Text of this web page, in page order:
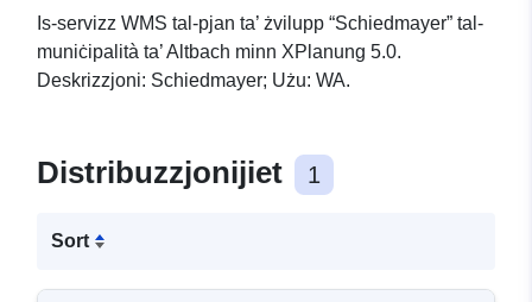
Is-servizz WMS tal-pjan ta’ żvilupp “Schiedmayer” tal-
muniċipalità ta’ Altbach minn XPlanung 5.0.
Deskrizzjoni: Schiedmayer; Użu: WA.
Distribuzzjonijiet 1
Sort